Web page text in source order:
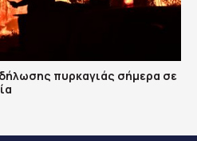
πυρκαγιάς σήμερα σε